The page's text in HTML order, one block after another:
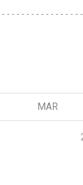
MAR